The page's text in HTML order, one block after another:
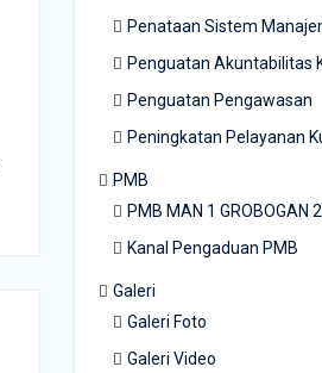
Penataan Sistem
Penguatan Akuntabilitas
Penguatan Pengawasan
Peningkatan Pelayanan
PMB
PMB MAN 1 GROBOGAN
Kanal Pengaduan PMB
Galeri
Galeri Foto
Galeri Video